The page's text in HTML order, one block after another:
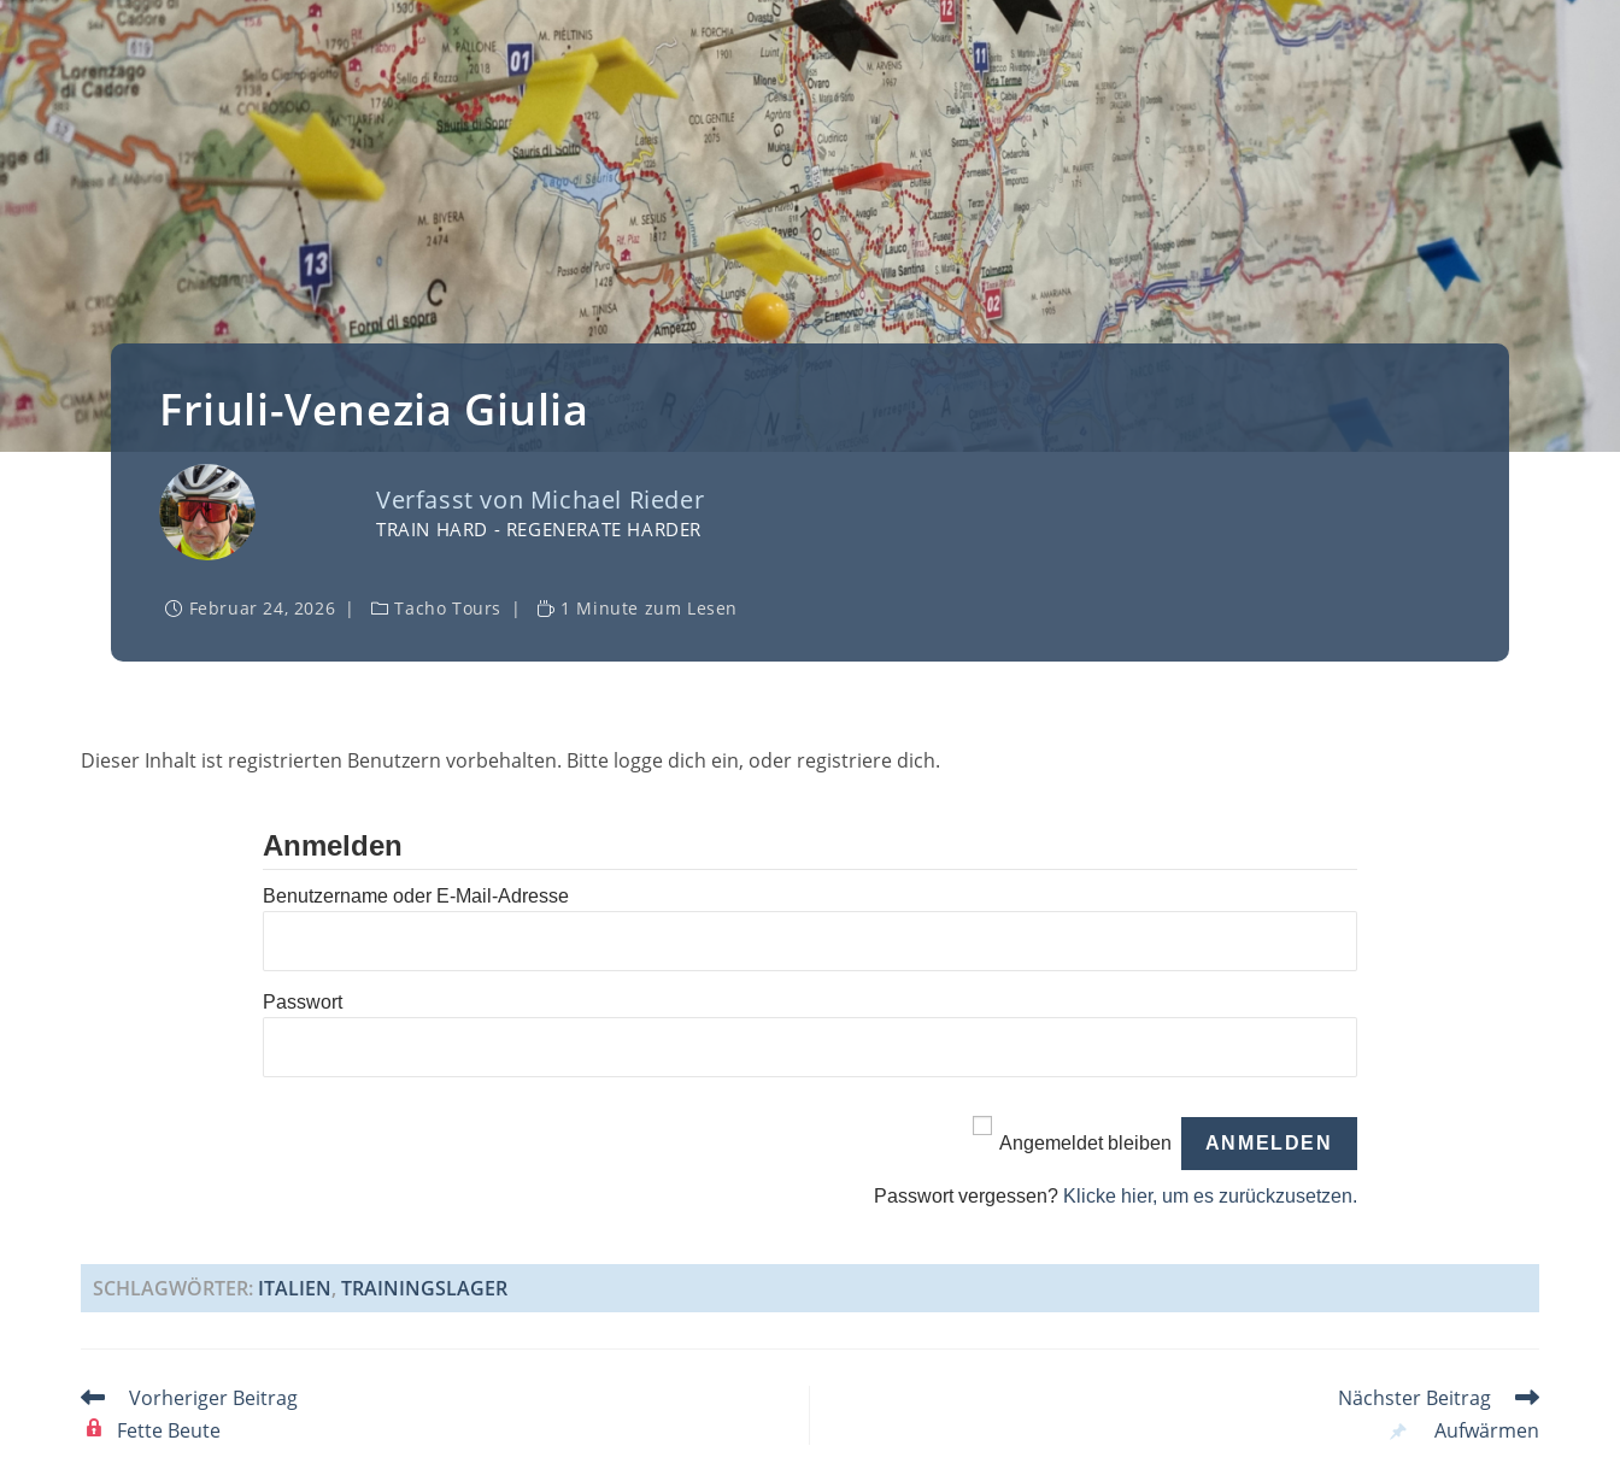
Friuli-Venezia Giulia
Verfasst von Michael Rieder
TRAIN HARD - REGENERATE HARDER
Februar 24, 2026 Tacho Tours 1 Minute zum Lesen
Dieser Inhalt ist registrierten Benutzern vorbehalten. Bitte logge dich ein, oder registriere dich.
Anmelden
Benutzername oder E-Mail-Adresse
Passwort
Angemeldet bleiben
Passwort vergessen? Klicke hier, um es zurückzusetzen.
SCHLAGWÖRTER: ITALIEN, TRAININGSLAGER
Weitere
Artikel
ansehen
Vorheriger Beitrag
Fette Beute
Nächster Beitrag
Aufwärmen